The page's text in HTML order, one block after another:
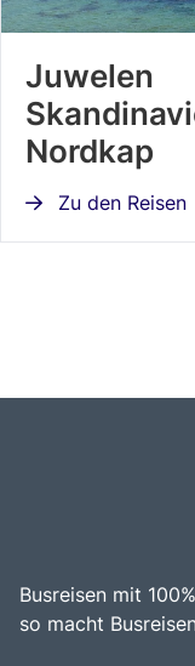
Juwelen
Nordkap
Zu den Reisen
Busreisen mit
so macht